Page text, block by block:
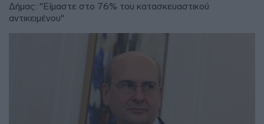
Δήμας: "Είμαστε στο 76% του κατασκευαστικού
αντικειμένου"